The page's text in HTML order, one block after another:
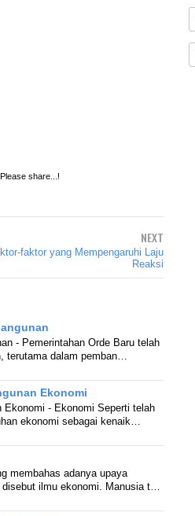
. Please share...!
NEXT
faktor yang Mempengaruhi Laju
Reaksi
- Pemerintahan Orde Baru telah
terutama dalam pemban…
Ekonomi
Ekonomi - Ekonomi Seperti telah
ekonomi sebagai kenaik…
membahas adanya upaya
ilmu ekonomi. Manusia t…